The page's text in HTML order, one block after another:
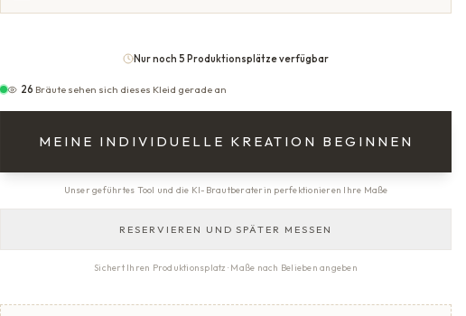
Nur noch 5 Produktionsplätze verfügbar
26 Bräute sehen sich dieses Kleid gerade an
MEINE INDIVIDUELLE KREATION BEGINNEN
Unser geführtes Tool und die KI-Brautberaterin perfektionieren Ihre Maße
RESERVIEREN UND SPÄTER MESSEN
Sichert Ihren Produktionsplatz · Maße nach Belieben angeben